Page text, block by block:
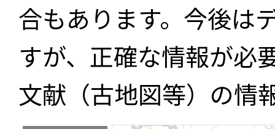
合もあります。今後は
すが、正確な情報が必
文献（古地図等）の情